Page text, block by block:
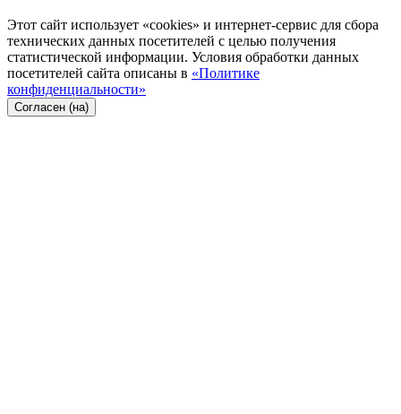
Этот сайт использует «cookies» и интернет-сервис для сбора
технических данных посетителей с целью получения
статистической информации. Условия обработки данных
посетителей сайта описаны в «Политике
конфиденциальности»
Согласен (на)